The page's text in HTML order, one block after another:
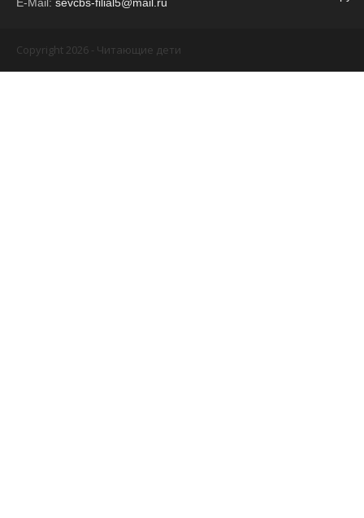
Copyright 2026 - Читающие дети